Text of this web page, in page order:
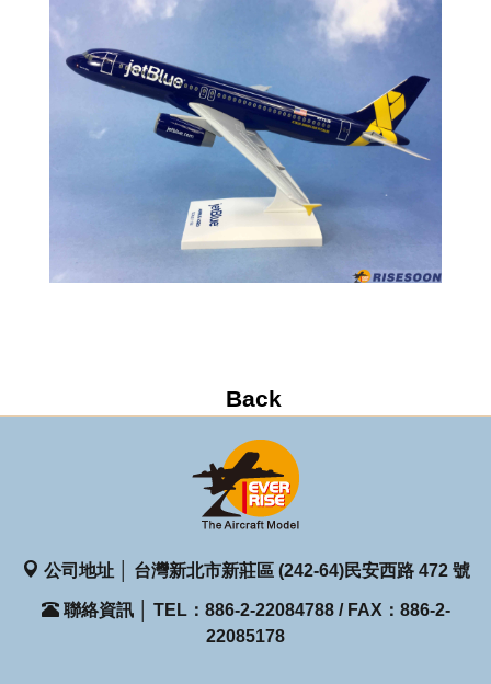
公司地址 │ 台灣新北市新莊區 (242-64)民安西路 472 號
聯絡資訊 │ TEL：886-2-22084788 / FAX：886-2-
22085178